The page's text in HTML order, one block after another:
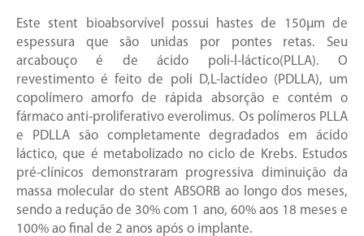
Este stent bioabsorvível possui hastes de 150μm de
espessura que são unidas por pontes retas. Seu
arcabouço é de ácido poli-l-láctico(PLLA). O
revestimento é feito de poli D,L-lactídeo (PDLLA), um
copolímero amorfo de rápida absorção e contém o
fármaco anti-proliferativo everolimus. Os polímeros PLLA
e PDLLA são completamente degradados em ácido
láctico, que é metabolizado no ciclo de Krebs. Estudos
pré-clínicos demonstraram progressiva diminuição da
massa molecular do stent ABSORB ao longo dos meses,
sendo a redução de 30% com 1 ano, 60% aos 18 meses e
100% ao final de 2 anos após o implante.